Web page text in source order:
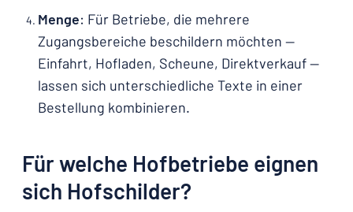
Menge: Für Betriebe, die mehrere
Zugangsbereiche beschildern möchten —
Einfahrt, Hofladen, Scheune, Direktverkauf —
lassen sich unterschiedliche Texte in einer
Bestellung kombinieren.
Für welche Hofbetriebe eignen
sich Hofschilder?